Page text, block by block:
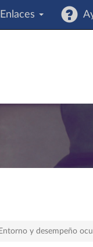
Enlaces
y desempeño